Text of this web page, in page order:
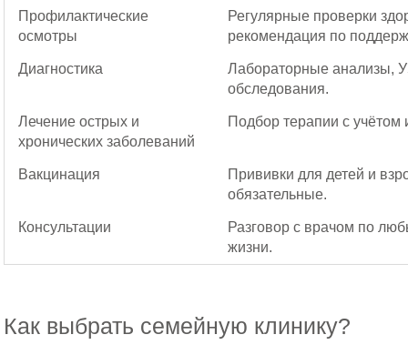
Профилактические
осмотры
Регулярные проверки
рекомендация по
Диагностика
Лабораторные анализы,
обследования.
Лечение острых и
хронических заболеваний
Подбор терапии с
Вакцинация
Прививки для детей и
обязательные.
Консультации
Разговор с врачом по
жизни.
Как выбрать семейную клинику?